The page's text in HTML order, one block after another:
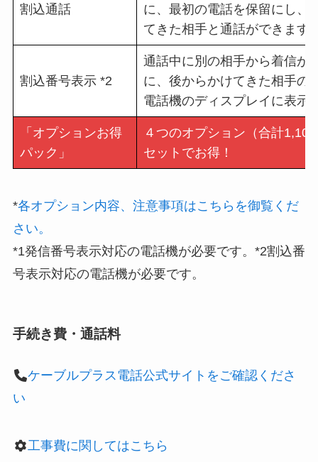
割込通話
に、最初の電話を保留にし、
てきた相手と通話ができます
割込番号表示 *2
通話中に別の相手から着信が
に、後からかけてきた相手の
電話機のディスプレイに表示
「オプションお得
パック」
４つのオプション（合計
セットでお得！
*各オプション内容、注意事項はこちらを御覧くだ
さい。
*1発信番号表示対応の電話機が必要です。*2割込番
号表示対応の電話機が必要です。
手続き費・通話料
ケーブルプラス電話公式サイトをご確認くださ
い
工事費に関してはこちら